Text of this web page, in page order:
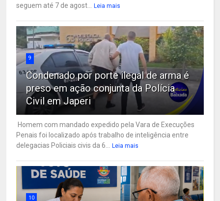
seguem até 7 de agost...
Leia mais
9
Condenado por porte ilegal de arma é
preso em ação conjunta da Polícia
Civil em Japeri
Homem com mandado expedido pela Vara de Execuções
Penais foi localizado após trabalho de inteligência entre
delegacias Policiais civis da 6...
Leia mais
10